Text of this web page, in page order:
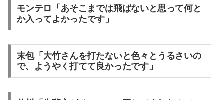
モンテロ「あそこまでは飛ばないと思って何と
か入ってよかったです」
末包「大竹さんを打たないと色々とうるさいの
で、ようやく打てて良かったです」